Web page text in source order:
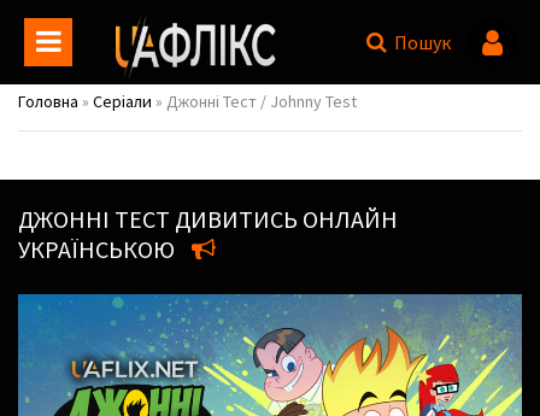
Пошук
Головна » Серіали » Джонні Тест / Johnny Test
ДЖОННІ ТЕСТ ДИВИТИСЬ ОНЛАЙН
УКРАЇНСЬКОЮ